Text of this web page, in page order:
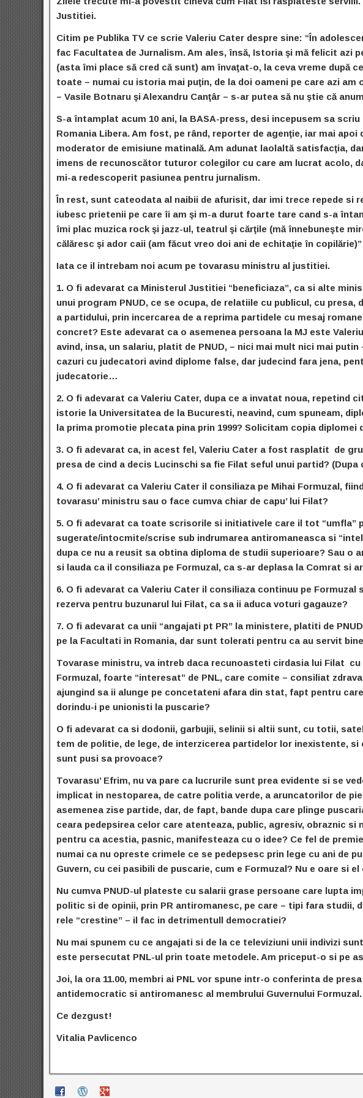
Justitiei.
Citim pe Publika TV ce scrie Valeriu Cater despre sine: “În
fac Facultatea de Jurnalism. Am ales, însă, Istoria şi mă felicit azi
(asta îmi place să cred că sunt) am învaţat-o, la ceva vreme după
toate – numai cu istoria mai puţin, de la doi oameni pe care azi
– Vasile Botnaru şi Alexandru Canţâr – s-ar putea să nu ştie că
S-a întamplat acum 10 ani, la BASA-press, desi incepusem sa
Romania Libera. Am fost, pe rând, reporter de agenţie, iar mai
moderator de emisiune matinală. Am adunat laolaltă satisfacţia,
imens de recunoscător tuturor colegilor cu care am lucrat acolo,
mi-a redescoperit pasiunea pentru jurnalism.
În rest, sunt cateodata al naibii de afurisit, dar imi trece repede si
iubesc prietenii pe care îi am şi m-a durut foarte tare cand s-a
îmi plac muzica rock şi jazz-ul, teatrul şi cărţile (mă înnebuneşte
călăresc şi ador caii (am făcut vreo doi ani de echitaţie în copilărie)”
Iata ce il intrebam noi acum pe tovarasu ministru al justitiei.
1. O fi adevarat ca Ministerul Justitiei “beneficiaza”, ca si alte
unui program PNUD, ce se ocupa, de relatiile cu publicul, cu
a partidului, prin incercarea de a reprima partidele cu mesaj
concret? Este adevarat ca o asemenea persoana la MJ este
avind, insa, un salariu, platit de PNUD, – nici mai mult nici mai
cazuri cu judecatori avind diplome false, dar judecind fara jena,
judecatorie…
2. O fi adevarat ca Valeriu Cater, dupa ce a invatat noua, repetind
istorie la Universitatea de la Bucuresti, neavind, cum spuneam,
la prima promotie plecata pina prin 1999? Solicitam copia diplomei
3. O fi adevarat ca, in acest fel, Valeriu Cater a fost rasplatit de
presa de cind a decis Lucinschi sa fie Filat seful unui partid?
4. O fi adevarat ca Valeriu Cater il consiliaza pe Mihai Formuzal,
tovarasu’ ministru sau o face cumva chiar de capu’ lui Filat?
5. O fi adevarat ca toate scrisorile si initiativele care il tot “umfla”
sugerate/intocmite/scrise sub indrumarea antiromaneasca si
dupa ce nu a reusit sa obtina diploma de studii superioare? Sau o
si lauda ca il consiliaza pe Formuzal, ca s-ar deplasa la Comrat si
6. O fi adevarat ca Valeriu Cater il consiliaza continuu pe
rezerva pentru buzunarul lui Filat, ca sa ii aduca voturi gagauze?
7. O fi adevarat ca unii “angajati pt PR” la ministere, platiti de
pe la Facultati in Romania, dar sunt tolerati pentru ca au servit
Tovarase ministru, va intreb daca recunoasteti cirdasia lui Filat
Formuzal, foarte “interesat” de PNL, care comite – consiliat
ajungind sa ii alunge pe concetateni afara din stat, fapt pentru
dorindu-i pe unionisti la puscarie?
O fi adevarat ca si dodonii, garbujii, selinii si altii sunt, cu totii,
tem de politie, de lege, de interzicerea partidelor lor inexistente, si
sunt pusi sa provoace?
Tovarasu’ Efrim, nu va pare ca lucrurile sunt prea evidente si se
implicat in nestoparea, de catre politia verde, a aruncatorilor de
asemenea zise partide, dar, de fapt, bande dupa care plinge
ceara pedepsirea celor care atenteaza, public, agresiv, obraznic
pentru ca acestia, pasnic, manifesteaza cu o idee? Ce fel de
numai ca nu opreste crimele ce se pedepsesc prin lege cu ani de
Guvern, cu cei pasibili de puscarie, cum e Formuzal? Nu e oare si el
Nu cumva PNUD-ul plateste cu salarii grase persoane care lupta
politic si de opinii, prin PR antiromanesc, pe care – tipi fara studii,
rele “crestine” – il fac in detrimentull democratiei?
Nu mai spunem cu ce angajati si de la ce televiziuni unii indivizi
este persecutat PNL-ul prin toate metodele. Am priceput-o si pe
Joi, la ora 11.00, membri ai PNL vor spune intr-o conferinta de
antidemocratic si antiromanesc al membrului Guvernului Formuzal.
Ce dezgust!
Vitalia Pavlicenco